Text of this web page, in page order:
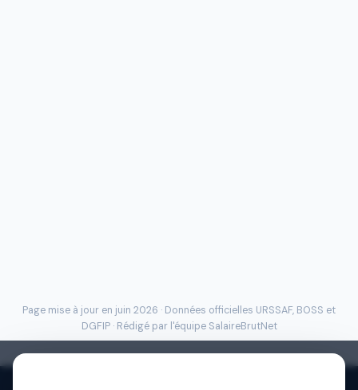
Page mise à jour en juin 2026 · Données officielles URSSAF, BOSS et
DGFIP · Rédigé par l'équipe SalaireBrutNet